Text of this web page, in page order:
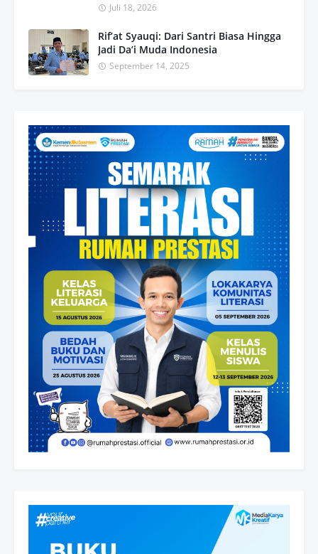
Juli 18, 2026
Rif’at Syauqi: Dari Santri Biasa Hingga
Jadi Da’i Muda Indonesia
September 14, 2025